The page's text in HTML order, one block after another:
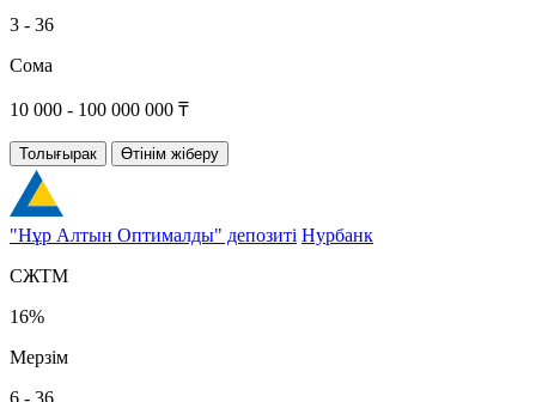
3 - 36
Сома
10 000 - 100 000 000 ₸
Толығырак Өтінім жіберу
"Нұр Алтын Оптималды" депозиті Нурбанк
СЖТМ
16%
Мерзім
6 - 36